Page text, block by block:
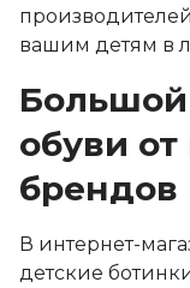
вашим детям в
обуви
брендов
В интернет-
детские